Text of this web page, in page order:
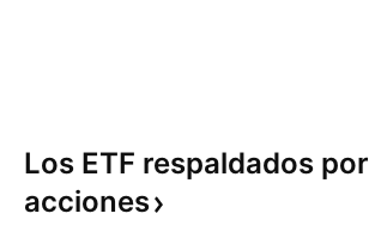
Los ETF respaldados por
acciones